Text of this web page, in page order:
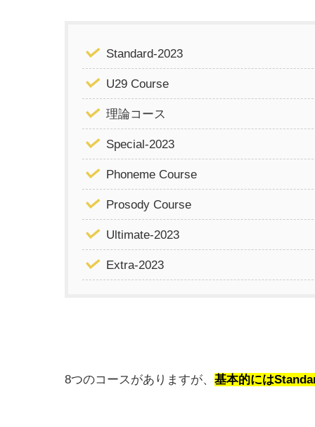
Standard-2023
U29 Course
理論コース
Special-2023
Phoneme Course
Prosody Course
Ultimate-2023
Extra-2023
8つのコースがありますが、 基本的には